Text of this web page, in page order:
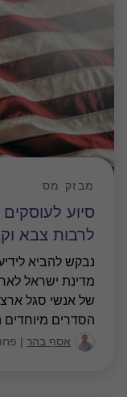
סיוע
לרבות צבא
מבזק מס
נבקש להביא
הסדרים
אסף בהר | פחות